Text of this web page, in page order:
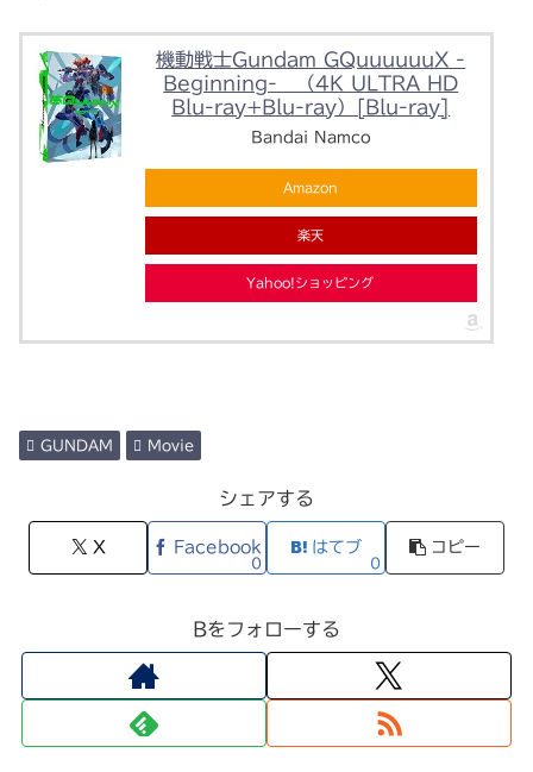
機動戦士Gundam GQuuuuuuX -
Beginning- （4K ULTRA HD
Blu-ray+Blu-ray）[Blu-ray]
Bandai Namco
Amazon
楽天
Yahoo!ショッピング
GUNDAM Movie
シェアする
X Facebook
0
はてブ
0
コピー
Bをフォローする